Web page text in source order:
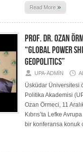
Read More »
PROF. DR. OZAN
“GLOBAL POWER
GEOPOLITICS”
UPA-ADMIN
Üsküdar Üniversitesi
Politika Akademisi
Ozan Örmeci, 11
Kıbrıs’ta Lefke
bir konferansa konuk